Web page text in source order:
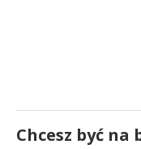
Chcesz być na